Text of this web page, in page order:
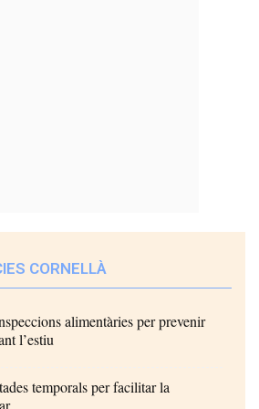
CORNELLÀ
alimentàries per prevenir
l’estiu
temporals per facilitar la